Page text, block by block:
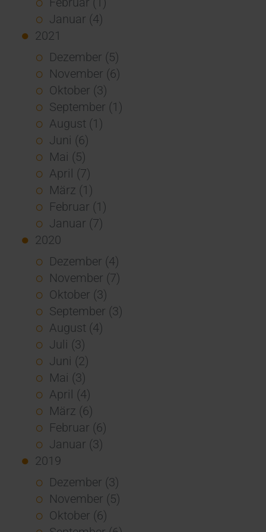
Januar (4)
2021
Dezember (5)
November (6)
Oktober (3)
September (1)
August (1)
Juni (6)
Mai (5)
April (7)
März (1)
Februar (1)
Januar (7)
2020
Dezember (4)
November (7)
Oktober (3)
September (3)
August (4)
Juli (3)
Juni (2)
Mai (3)
April (4)
März (6)
Februar (6)
Januar (3)
2019
Dezember (3)
November (5)
Oktober (6)